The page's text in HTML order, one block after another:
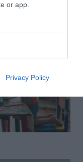
or app.
Privacy Policy